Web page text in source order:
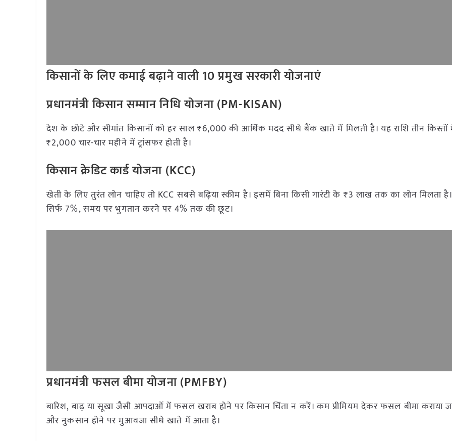
किसानों के लिए कमाई बढ़ाने वाली 10 प्रमुख सरकारी योजनाएं
प्रधानमंत्री किसान सम्मान निधि योजना (PM-KISAN)
देश के छोटे और सीमांत किसानों को हर साल ₹6,000 की आर्थिक मदद सीधे बैंक खाते में मिलती है। यह राशि तीन
₹2,000 चार-चार महीने में ट्रांसफर होती है।
किसान क्रेडिट कार्ड योजना (KCC)
खेती के लिए तुरंत लोन चाहिए तो KCC सबसे बढ़िया स्कीम है। इसमें बिना किसी गारंटी के ₹3 लाख तक का लोन मिलता
सिर्फ 7%, समय पर भुगतान करने पर 4% तक की छूट।
प्रधानमंत्री फसल बीमा योजना (PMFBY)
बारिश, बाढ़ या सूखा जैसी आपदाओं में फसल खराब होने पर किसान चिंता न करें। कम प्रीमियम देकर फसल बीमा कराया
और नुकसान होने पर मुआवजा सीधे खाते में आता है।